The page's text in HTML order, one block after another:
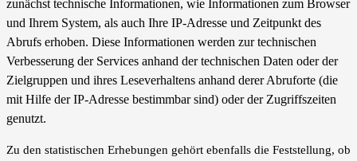
zunächst technische Informationen, wie Informationen zum Browser
und Ihrem System, als auch Ihre IP-Adresse und Zeitpunkt des
Abrufs erhoben. Diese Informationen werden zur technischen
Verbesserung der Services anhand der technischen Daten oder der
Zielgruppen und ihres Leseverhaltens anhand derer Abruforte (die
mit Hilfe der IP-Adresse bestimmbar sind) oder der Zugriffszeiten
genutzt.
Zu den statistischen Erhebungen gehört ebenfalls die Feststellung, ob